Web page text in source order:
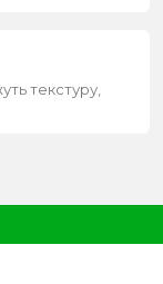
текстуру,